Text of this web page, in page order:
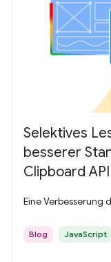
Selektives
besserer
Clipboard API
Eine Verbesserung
Blog JavaScript